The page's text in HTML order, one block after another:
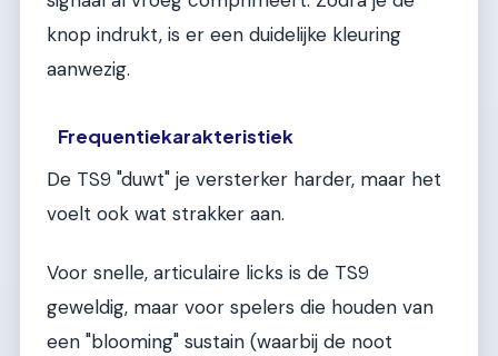
knop indrukt, is er een duidelijke kleuring
aanwezig.
Frequentiekarakteristiek
De TS9 "duwt" je versterker harder, maar het
voelt ook wat strakker aan.
Voor snelle, articulaire licks is de TS9
geweldig, maar voor spelers die houden van
een "blooming" sustain (waarbij de noot